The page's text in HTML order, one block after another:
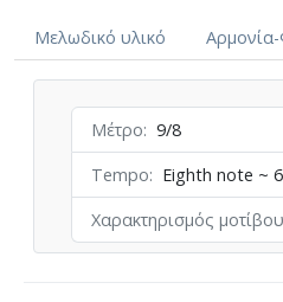
Μελωδικό υλικό
Μέτρο
9/8
Tempo
Eighth note ~
Χαρακτηρισμός μοτίβου